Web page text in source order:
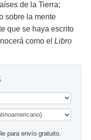
de la Tierra;
sobre la mente
que se haya escrito
como el Libro
para envío gratuito.